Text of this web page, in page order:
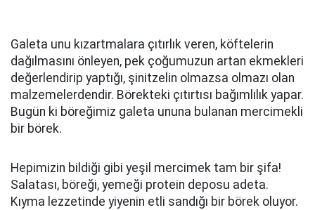
Galeta unu kızartmalara çıtırlık veren, köftelerin
dağılmasını önleyen, pek çoğumuzun artan ekmekleri
değerlendirip yaptığı, şinitzelin olmazsa olmazı olan
malzemelerdendir. Börekteki çıtırtısı bağımlılık yapar.
Bugün ki böreğimiz galeta ununa bulanan mercimekli
bir börek.
Hepimizin bildiği gibi yeşil mercimek tam bir şifa!
Salatası, böreği, yemeği protein deposu adeta.
Kıyma lezzetinde yiyenin etli sandığı bir börek oluyor.